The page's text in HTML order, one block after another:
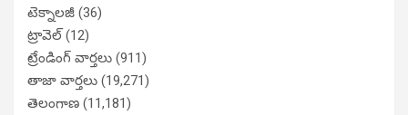
టెక్నాలజీ (36)
ట్రావెల్(12)
ట్రేండింగ్ వార్తలు (911)
తాజా వార్తలు (19,271)
తెలంగాణ (11,181)